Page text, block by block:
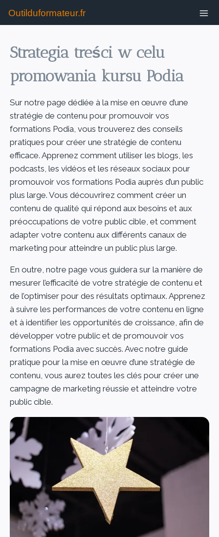
Outilduformateur.fr
Strategia treści w celu
promowania kursu Podia
Sur notre page dédiée à la mise en œuvre d’une
stratégie de contenu pour promouvoir vos
formations Podia, vous trouverez des conseils
pratiques pour créer une stratégie de contenu
efficace. Apprenez comment utiliser les blogs, les
podcasts, les vidéos et les réseaux sociaux pour
promouvoir vos formations Podia auprès d’un public
plus large. Vous découvrirez comment créer un
contenu de qualité qui répond aux besoins et aux
préoccupations de votre public cible, et comment
adapter votre contenu aux différents canaux de
marketing pour atteindre un public plus large.
En outre, notre page vous guidera sur la manière de
mesurer l’efficacité de votre stratégie de contenu et
de l’optimiser pour des résultats optimaux. Apprenez
à suivre les performances de votre contenu en ligne
et à identifier les opportunités de croissance, afin de
développer votre public et de promouvoir vos
formations Podia avec succès. Avec notre guide
pratique pour la mise en œuvre d’une stratégie de
contenu, vous aurez toutes les clés pour créer une
campagne de marketing réussie et atteindre votre
public cible.